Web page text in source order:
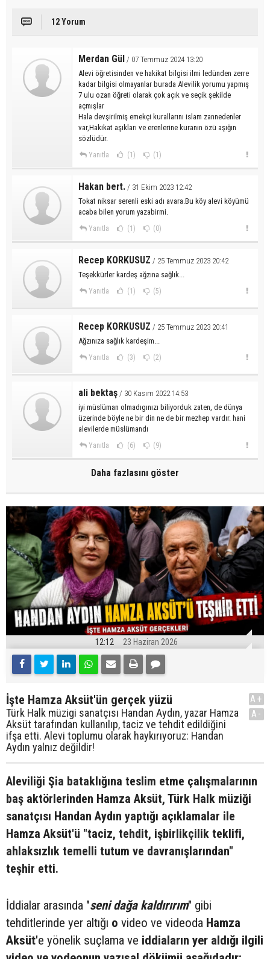
12 Yorum
Merdan Gül / 07 Temmuz 2024 13:20
Alevi öğretisinden ve hakikat bilgisi ilmi ledünden zerre
kadar bilgisi olmayanlar burada Alevilik yorumu yapmış
7 ulu ozan öğreti olarak çok açık ve seçik şekilde
açmışlar
Hala devşirilmiş emekçi kurallarını islam zannedenler
var,Hakikat aşıkları ve erenlerine kuranın özü aşığın
sözlüdür.
Yanıtla (1) (1)
Hakan bert. / 31 Ekim 2023 12:42
Tokat niksar serenli eski adı avara.Bu köy alevi köyümü
acaba bilen yorum yazabirmi.
Yanıtla (1) (0)
Recep KORKUSUZ / 25 Temmuz 2023 20:42
Teşekkürler kardeş ağzına sağlık...
Yanıtla (1) (5)
Recep KORKUSUZ / 25 Temmuz 2023 20:41
Ağzınıza sağlık kardeşim...
Yanıtla (3) (2)
ali bektaş / 30 Kasım 2022 14:53
iyi müslüman olmadıgınızı biliyorduk zaten, de dünya
üzerinde böyle ne bir din ne de bir mezhep vardır. hani
alevilerde müslümandı
Yanıtla (6) (9)
Daha fazlasını göster
12:12 23 Haziran 2026
İşte Hamza Aksüt'ün gerçek yüzü
Türk Halk müzigi sanatçısı Handan Aydın, yazar Hamza
Aksüt tarafından kullanılıp, taciz ve tehdit edildiğini
ifşa etti. Alevi toplumu olarak haykırıyoruz: Handan
Aydın yalnız değildir!
A+
A-
Aleviliği Şia bataklığına teslim etme çalışmalarının
baş aktörlerinden Hamza Aksüt, Türk Halk müziği
sanatçısı Handan Aydın yaptığı açıklamalar ile
Hamza Aksüt'ü "taciz, tehdit, işbirlikçilik teklifi,
ahlaksızlık temelli tutum ve davranışlarından"
teşhir etti.
İddialar arasında "seni dağa kaldırırım" gibi
tehditlerinde yer altığı o video ve videoda Hamza
Aksüt'e yönelik suçlama ve iddiaların yer aldığı ilgili